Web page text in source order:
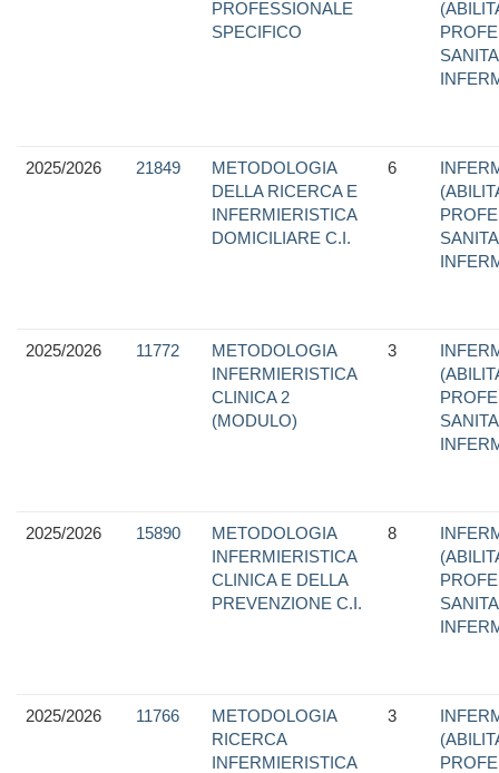
PROFESSIONALE
SPECIFICO
2025/2026 21849
METODOLOGIA
DELLA RICERCA E
INFERMIERISTICA
DOMICILIARE C.I.
6
2025/2026 11772
METODOLOGIA
INFERMIERISTICA
CLINICA 2
(MODULO)
3
2025/2026 15890
METODOLOGIA
INFERMIERISTICA
CLINICA E DELLA
PREVENZIONE C.I.
8
2025/2026 11766
METODOLOGIA
RICERCA
INFERMIERISTICA
3